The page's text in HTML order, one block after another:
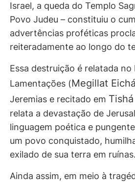
Israel, a queda do Templo
Povo Judeu – constituiu o
advertências proféticas
reiteradamente ao longo do
Essa destruição é relatada no
Lamentações (Megillat Eichá
Jeremias e recitado em Tishá
relata a devastação de
linguagem poética e
um povo conquistado,
exilado de sua terra em ruínas.
Ainda assim, em meio à